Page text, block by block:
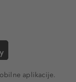
aplikacije.